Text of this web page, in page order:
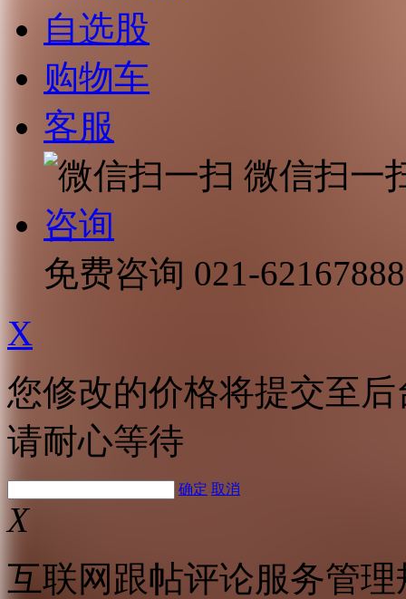
自选股
购物车
客服
微信扫一
咨询
免费咨询 021-62167888
X
您修改的价格将提交至
请耐心等待
确定 取消
X
互联网跟帖评论服务管理